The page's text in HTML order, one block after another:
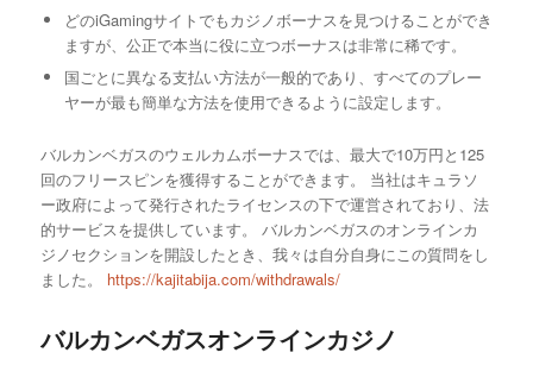
どのiGamingサイトでもカジノボーナスを見つけることができ
ますが、公正で本当に役に立つボーナスは非常に稀です。
国ごとに異なる支払い方法が一般的であり、すべてのプレー
ヤーが最も簡単な方法を使用できるように設定します。
バルカンベガスのウェルカムボーナスでは、最大で10万円と125
回のフリースピンを獲得することができます。 当社はキュラソ
ー政府によって発行されたライセンスの下で運営されており、法
的サービスを提供しています。 バルカンベガスのオンラインカ
ジノセクションを開設したとき、我々は自分自身にこの質問をし
ました。 https://kajitabija.com/withdrawals/
バルカンベガスオンラインカジノ